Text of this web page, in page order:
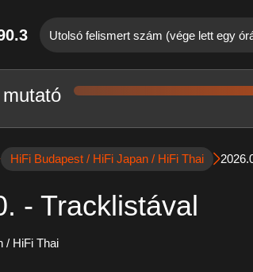
Utolsó felismert szám (vége lett egy
HiFi Budapest / HiFi Japan / HiFi Thai
- Tracklistával
/ HiFi Thai